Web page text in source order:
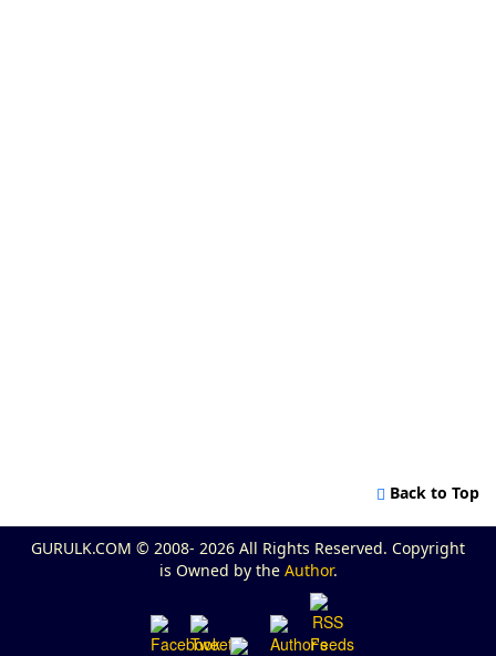
Back to Top
GURULK.COM © 2008- 2026 All Rights Reserved. Copyright
is Owned by the Author.